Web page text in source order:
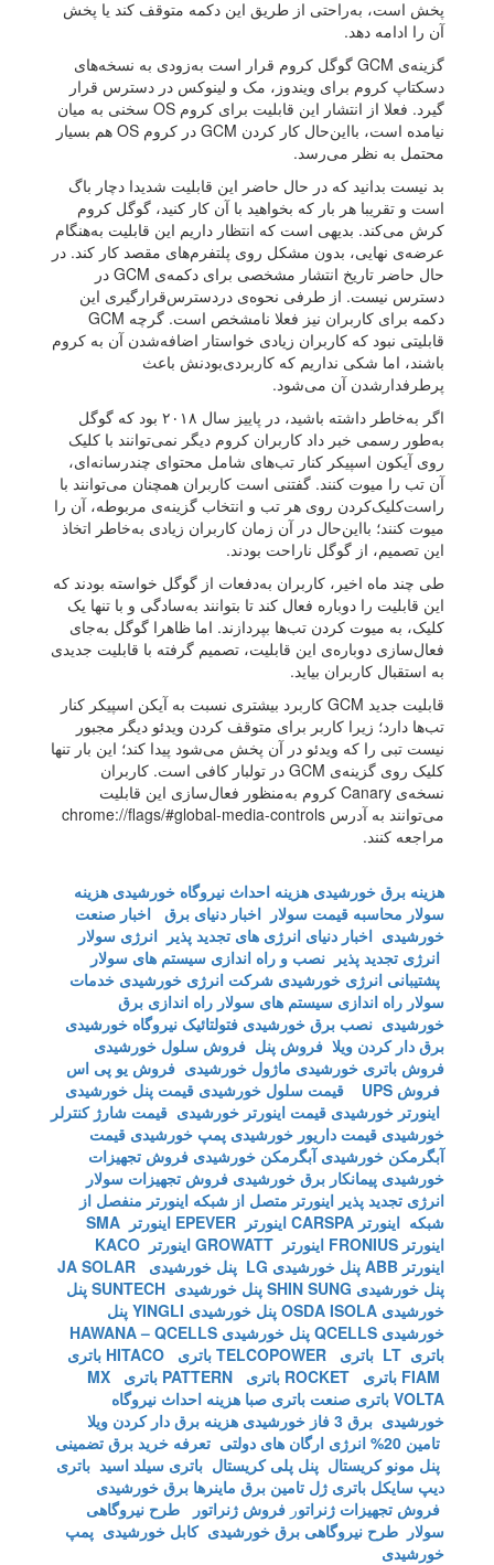
پخش است، به‌راحتی از طریق این دکمه متوقف کند یا پخش
آن را ادامه دهد.
گزینه‌ی GCM گوگل کروم قرار است به‌زودی به نسخه‌های
دسکتاپ کروم برای ویندوز، مک و لینوکس در دسترس قرار
گیرد. فعلا از انتشار این قابلیت برای کروم OS سخنی به میان
نیامده است، بااین‌حال کار کردن GCM در کروم OS هم بسیار
محتمل به نظر می‌رسد.
بد نیست بدانید که در حال حاضر این قابلیت شدیدا دچار باگ
است و تقریبا هر بار که بخواهید با آن کار کنید، گوگل کروم
کرش می‌‌کند. بدیهی است که انتظار داریم این قابلیت به‌هنگام
عرضه‌ی نهایی، بدون مشکل روی پلتفرم‌های مقصد کار کند. در
حال حاضر تاریخ انتشار مشخصی برای دکمه‌ی GCM در
دسترس نیست. از طرفی نحوه‌ی دردسترس‌قرارگیری این
دکمه برای کاربران نیز فعلا نامشخص است. گرچه GCM
قابلیتی نبود که کاربران زیادی خواستار اضافه‌شدن آن به کروم
باشند، اما شکی نداریم که کاربردی‌بودنش باعث
پرطرفدارشدن آن می‌شود.
اگر به‌خاطر داشته باشید، در پاییز سال ۲۰۱۸ بود که گوگل
به‌طور رسمی خبر داد کاربران کروم دیگر نمی‌توانند با کلیک
روی آیکون اسپیکر کنار تب‌های شامل محتوای چندرسانه‌ای،
آن تب را میوت کنند. گفتنی است کاربران همچنان می‌توانند با
راست‌کلیک‌کردن روی هر تب و انتخاب گزینه‌ی مربوطه، آن را
میوت کنند؛ بااین‌حال در آن زمان کاربران زیادی به‌خاطر اتخاذ
این تصمیم، از گوگل ناراحت بودند.
طی چند ماه اخیر، کاربران به‌دفعات از گوگل خواسته بودند که
این قابلیت را دوباره فعال کند تا بتوانند به‌سادگی و با تنها یک
کلیک، به میوت کردن تب‌ها بپردازند. اما ظاهرا گوگل به‌جای
فعال‌سازی دوباره‌ی این قابلیت، تصمیم گرفته با قابلیت جدیدی
به استقبال کاربران بیاید.
قابلیت جدید GCM کاربرد بیشتری نسبت به آیکن اسپیکر کنار
تب‌ها دارد؛ زیرا کاربر برای متوقف کردن ویدئو دیگر مجبور
نیست تبی را که ویدئو در آن پخش می‌شود پیدا کند؛ این بار تنها
کلیک روی گزینه‌ی GCM در تولبار کافی است. کاربران
نسخه‌ی Canary کروم به‌منظور فعال‌سازی این قابلیت
می‌توانند به آدرس chrome://flags/#global-media-controls
مراجعه کنند.
هزینه برق خورشیدی هزینه احداث نیروگاه خورشیدی هزینه
سولار محاسبه قیمت سولار اخبار دنیای برق اخبار صنعت
خورشیدی اخبار دنیای انرژی های تجدید پذیر انرژی سولار
انرژی تجدید پذیر نصب و راه اندازی سیستم های سولار
پشتیبانی انرژی خورشیدی شرکت انرژی خورشیدی خدمات
سولار راه اندازی سیستم های سولار راه اندازی برق
خورشیدی نصب برق خورشیدی فتولتائیک نیروگاه خورشیدی
برق دار کردن ویلا فروش پنل فروش سلول خورشیدی
فروش باتری خورشیدی ماژول خورشیدی فروش یو پی اس
فروش UPS
قیمت سلول خورشیدی قیمت پنل خورشیدی
اینورتر خورشیدی قیمت اینورتر خورشیدی قیمت شارژ کنترلر
خورشیدی قیمت داریور خورشیدی پمپ خورشیدی قیمت
آبگرمکن خورشیدی آبگرمکن خورشیدی فروش تجهیزات
خورشیدی پیمانکار برق خورشیدی فروش تجهیزات سولار
انرژی تجدید پذیر اینورتر متصل از شبکه اینورتر منفصل از
شبکه اینورتر CARSPA اینورتر EPEVER
اینورتر SMA
اینورتر FRONIUS
اینورتر GROWATT
اینورتر KACO
اینورتر ABB
پنل خورشیدی LG
پنل خورشیدی JA SOLAR
پنل خورشیدی SHIN SUNG
پنل خورشیدی SUNTECH
پنل
خورشیدی OSDA ISOLA
پنل خورشیدی YINGLI
پنل
خورشیدی QCELLS
پنل خورشیدی HAWANA – QCELLS
باتری LT
باتری TELCOPOWER باتری HITACO
باتری
باتری ROCKET باتری PATTERN
باتری MX
VOLTA باتری صنعت باتری صبا هزینه احداث نیروگاه
خورشیدی برق 3 فاز خورشیدی
هزینه برق دار کردن ویلا
تامین 20% انرژی ارگان های دولتی
تعرفه خرید برق تضمینی
پنل مونو کریستال پنل پلی کریستال باتری سیلد اسید باتری
دیپ سایکل باتری ژل تامین برق ماینرها برق خورشیدی
فروش تجهیزات ژنراتور فروش ژنراتور
طرح نیروگاهی
سولار طرح نیروگاهی برق خورشیدی کابل خورشیدی پمپ
خورشیدی